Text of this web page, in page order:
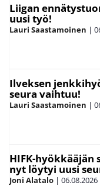
Liigan
uusi työ!
Lauri Saastamoinen |
Ilveksen
seura vaihtuu!
Lauri Saastamoinen |
HIFK-hyökkääjän
nyt löytyi uusi
Joni Alatalo | 06.08.2026